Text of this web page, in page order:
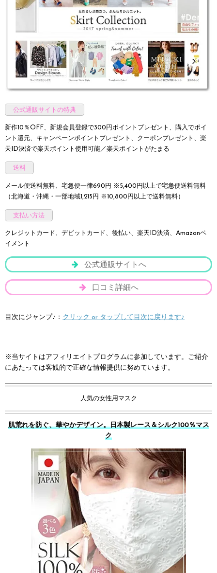
公式通販サイトの特典
新作10％OFF、新規会員登録で300円ポイントプレゼント、購入でポイ
ント還元、キャンペーンポイントプレゼント、クーポンプレゼント、楽
天ID決済で楽天ポイント使用可能／楽天ポイントがたまる
送料
メール便送料無料、宅急便一律690円 ※5,400円以上で宅急便送料無料
（北海道・沖縄・一部地域1,215円 ※10,800円以上で送料無料）
支払い方法
クレジットカード、デビットカード、後払い、楽天ID決済、Amazonペ
イメント
公式通販サイトへ
口コミ詳細へ
目次にジャンプ♪： クリック or タップして目次に戻ります♪
※当サイトはアフィリエイトプログラムに参加しています。ご紹介
にあたっては客観的で正確な情報提供に努めています。
人気の女性用マスク
肌荒れを防ぐ、華やかデザイン。日本製レース＆シルク100％マス
ク